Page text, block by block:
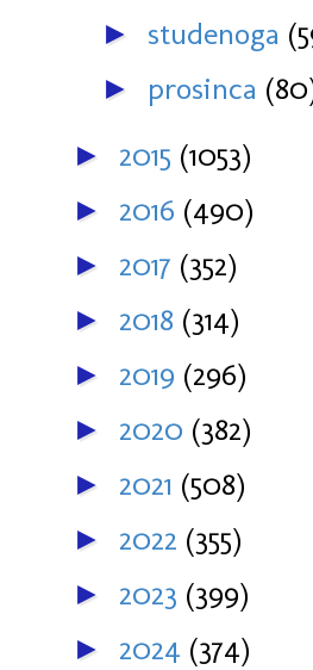
► studenoga
► prosinca
► 2015 (1053)
► 2016 (490)
► 2017 (352)
► 2018 (314)
► 2019 (296)
► 2020 (382)
► 2021 (508)
► 2022 (355)
► 2023 (399)
► 2024 (374)